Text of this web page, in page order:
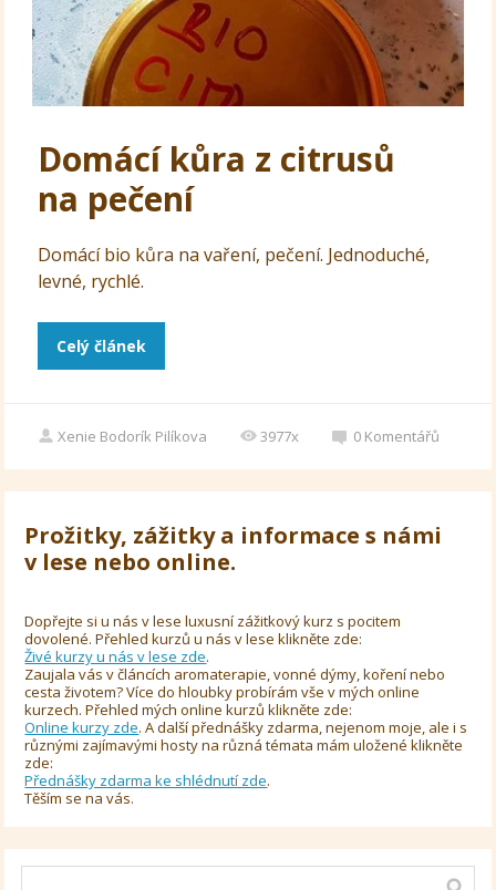
Domácí kůra z citrusů
na pečení
Domácí bio kůra na vaření, pečení. Jednoduché,
levné, rychlé.
Celý článek
Xenie Bodorík Pilíkova 3977x 0 Komentářů
Prožitky, zážitky a informace s námi
v lese nebo online.
Dopřejte si u nás v lese luxusní zážitkový kurz s pocitem
dovolené. Přehled kurzů u nás v lese klikněte zde:
Živé kurzy u nás v lese zde.
Zaujala vás v článcích aromaterapie, vonné dýmy, koření nebo
cesta životem? Více do hloubky probírám vše v mých online
kurzech. Přehled mých online kurzů klikněte zde:
Online kurzy zde. A další přednášky zdarma, nejenom moje, ale i s
různými zajímavými hosty na různá témata mám uložené klikněte
zde:
Přednášky zdarma ke shlédnutí zde.
Těším se na vás.